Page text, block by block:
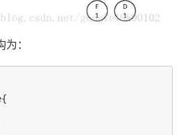
：